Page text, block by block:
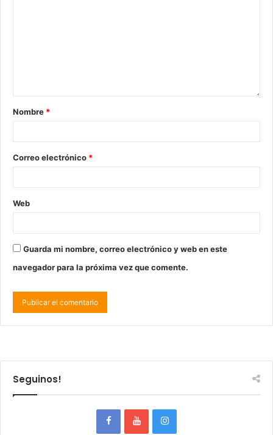
Nombre *
Correo electrónico *
Web
Guarda mi nombre, correo electrónico y web en este
navegador para la próxima vez que comente.
Seguinos!